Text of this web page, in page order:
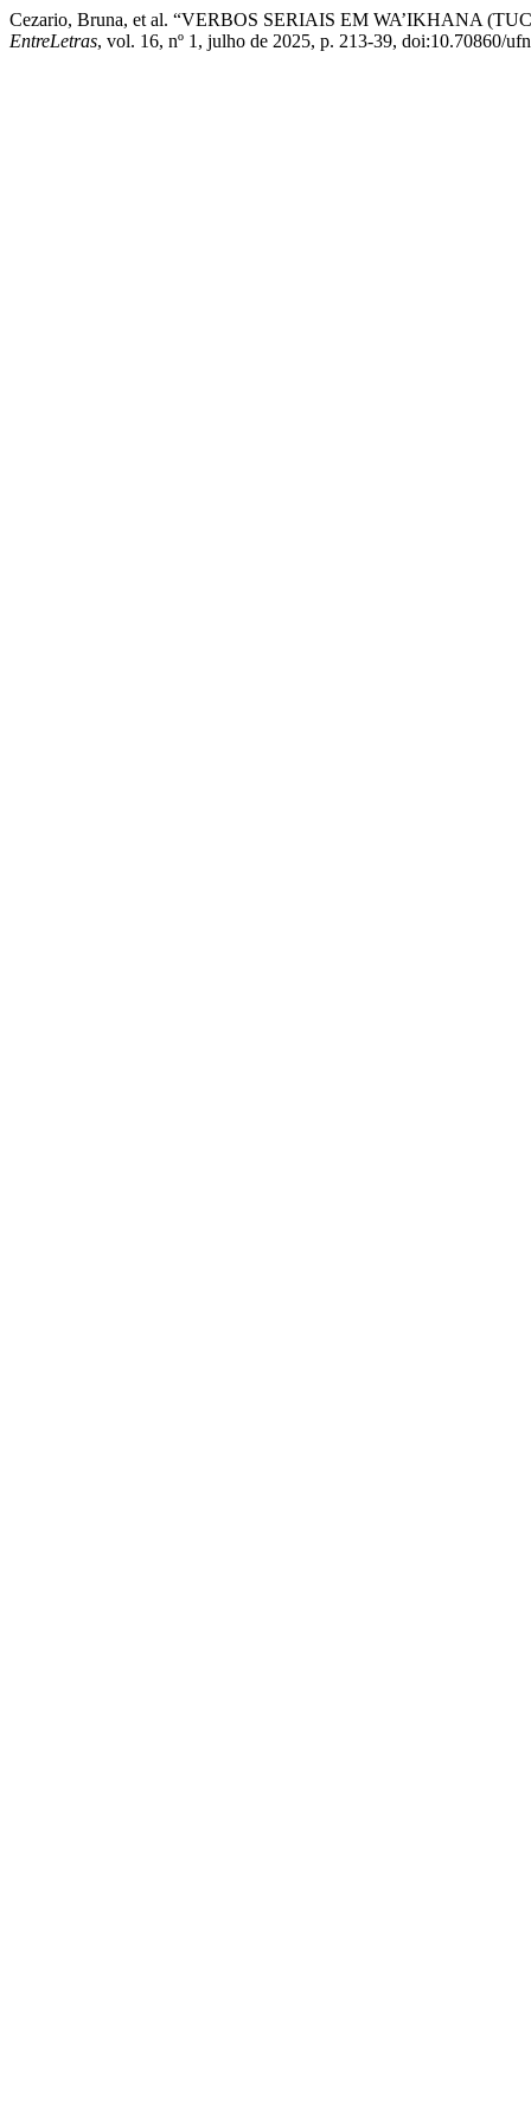
Cezario, Bruna, et al. “VERBOS SERIAIS EM WA’IKHANA
EntreLetras, vol. 16, nº 1, julho de 2025, p. 213-39, doi:10.70860/